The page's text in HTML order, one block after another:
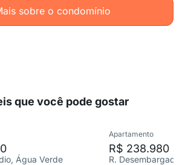
sobre o condomínio
que você pode gostar
Água Verde
Apartamento
R$ 238.980